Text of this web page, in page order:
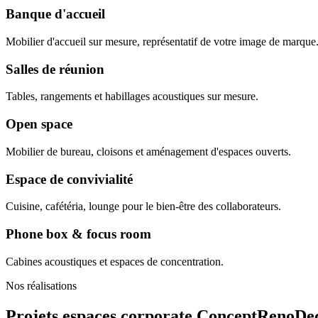
Banque d'accueil
Mobilier d'accueil sur mesure, représentatif de votre image de marque.
Salles de réunion
Tables, rangements et habillages acoustiques sur mesure.
Open space
Mobilier de bureau, cloisons et aménagement d'espaces ouverts.
Espace de convivialité
Cuisine, cafétéria, lounge pour le bien-être des collaborateurs.
Phone box & focus room
Cabines acoustiques et espaces de concentration.
Nos réalisations